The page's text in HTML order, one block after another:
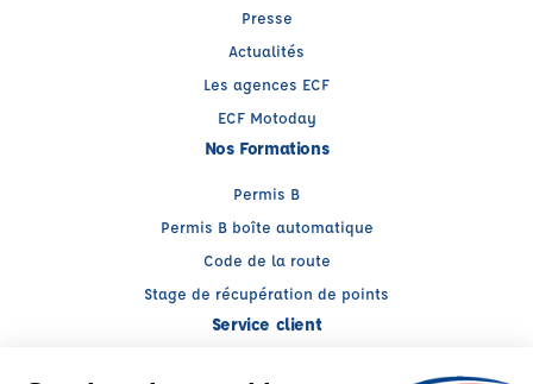
Presse
Actualités
Les agences ECF
ECF Motoday
Nos Formations
Permis B
Permis B boîte automatique
Code de la route
Stage de récupération de points
Service client